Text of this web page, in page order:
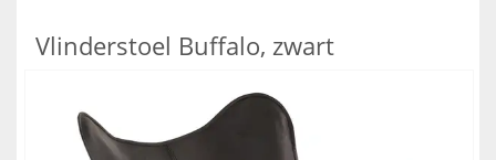
Vlinderstoel Buffalo, zwart